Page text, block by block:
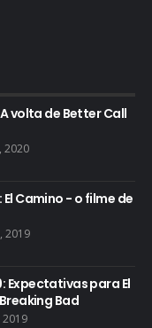
volta de Better Call
2020
Camino - o filme de
2019
Expectativas para El
Bad
2019